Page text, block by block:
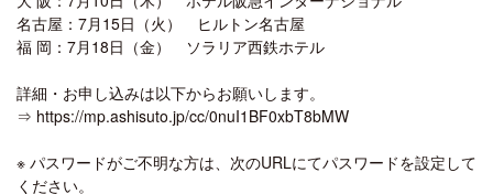
名古屋：7月15日（火） ヒルトン名古屋
福 岡：7月18日（金） ソラリア西鉄ホテル
詳細・お申し込みは以下からお願いします。
⇒ https://mp.ashisuto.jp/cc/0nuI1BF0xbT8bMW
※ パスワードがご不明な方は、次のURLにてパスワードを設定して
ください。